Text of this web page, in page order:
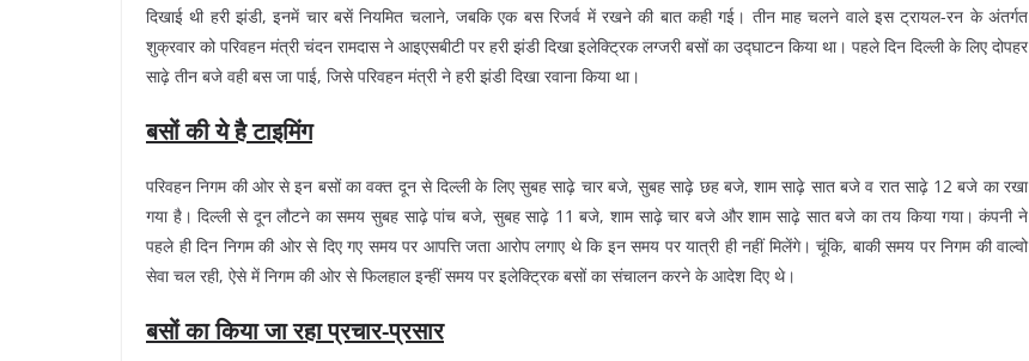
दिखाई थी हरी झंडी, इनमें चार बसें नियमित चलाने, जबकि एक बस रिजर्व में रखने की बात कही गई। तीन माह चलने वाले इस ट्रायल-रन के अंतर्गत
शुक्रवार को परिवहन मंत्री चंदन रामदास ने आइएसबीटी पर हरी झंडी दिखा इलेक्ट्रिक लग्जरी बसों का उद्घाटन किया था। पहले दिन दिल्ली के लिए दोपहर
साढ़े तीन बजे वही बस जा पाई, जिसे परिवहन मंत्री ने हरी झंडी दिखा रवाना किया था।
बसों की ये है टाइमिंग
परिवहन निगम की ओर से इन बसों का वक्त दून से दिल्ली के लिए सुबह साढ़े चार बजे, सुबह साढ़े छह बजे, शाम साढ़े सात बजे व रात साढ़े 12 बजे का रखा
गया है। दिल्ली से दून लौटने का समय सुबह साढ़े पांच बजे, सुबह साढ़े 11 बजे, शाम साढ़े चार बजे और शाम साढ़े सात बजे का तय किया गया। कंपनी ने
पहले ही दिन निगम की ओर से दिए गए समय पर आपत्ति जता आरोप लगाए थे कि इन समय पर यात्री ही नहीं मिलेंगे। चूंकि, बाकी समय पर निगम की वाल्वो
सेवा चल रही, ऐसे में निगम की ओर से फिलहाल इन्हीं समय पर इलेक्ट्रिक बसों का संचालन करने के आदेश दिए थे।
बसों का किया जा रहा प्रचार-प्रसार